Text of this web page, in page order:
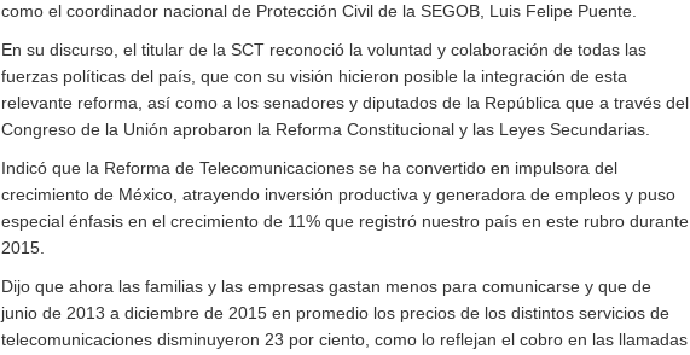
como el coordinador nacional de Protección Civil de la SEGOB, Luis Felipe Puente.
En su discurso, el titular de la SCT reconoció la voluntad y colaboración de todas las
fuerzas políticas del país, que con su visión hicieron posible la integración de esta
relevante reforma, así como a los senadores y diputados de la República que a través del
Congreso de la Unión aprobaron la Reforma Constitucional y las Leyes Secundarias.
Indicó que la Reforma de Telecomunicaciones se ha convertido en impulsora del
crecimiento de México, atrayendo inversión productiva y generadora de empleos y puso
especial énfasis en el crecimiento de 11% que registró nuestro país en este rubro durante
2015.
Dijo que ahora las familias y las empresas gastan menos para comunicarse y que de
junio de 2013 a diciembre de 2015 en promedio los precios de los distintos servicios de
telecomunicaciones disminuyeron 23 por ciento, como lo reflejan el cobro en las llamadas